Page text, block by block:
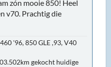
zón mooie 850! Heel
v70. Prachtig die
'96, 850 GLE ,93, V40
gekocht huidige